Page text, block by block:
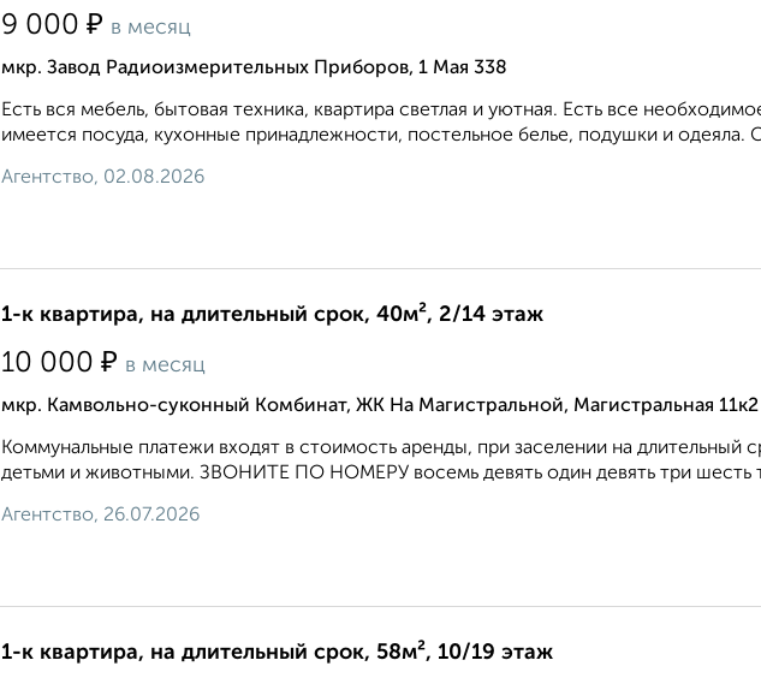
9 000 ₽ в месяц
мкр. Завод Радиоизмерительных Приборов, 1 Мая 338
Есть вся мебель, бытовая техника, квартира светлая и уютная. Есть все
имеется посуда, кухонные принадлежности, постельное белье, подушки и одеяла.
Агентство, 02.08.2026
1-к квартира, на длительный срок, 40м², 2/14 этаж
10 000 ₽ в месяц
мкр. Камвольно-суконный Комбинат, ЖК На Магистральной, Магистральная 11к2
Коммунальные платежи входят в стоимость аренды, при заселении на
детьми и животными. ЗВОНИТЕ ПО НОМЕРУ восемь девять один девять три шесть
Агентство, 26.07.2026
1-к квартира, на длительный срок, 58м², 10/19 этаж